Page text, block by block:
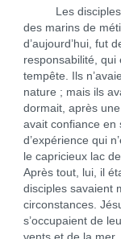
Les disciples –
des marins de
d’aujourd’hui, fut
responsabilité,
tempête. Ils
nature ; mais ils
dormait, après
avait confiance en
d’expérience qui
le capricieux lac
Après tout, lui, il
disciples savaient
circonstances.
s’occupaient de